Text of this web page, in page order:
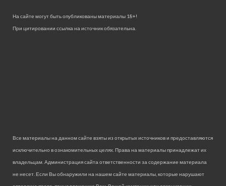
На сайте могут быть опубликованы материалы 18+!
При цитировании ссылка на источник обязательна.
Все материалы на данном сайте взяты из открытых источников и предоставляются
исключительно в ознакомительных целях. Права на материалы принадлежат их
владельцам. Администрация сайта ответственности за содержание материала
не несет. Если Вы обнаружили на нашем сайте материалы, которые нарушают